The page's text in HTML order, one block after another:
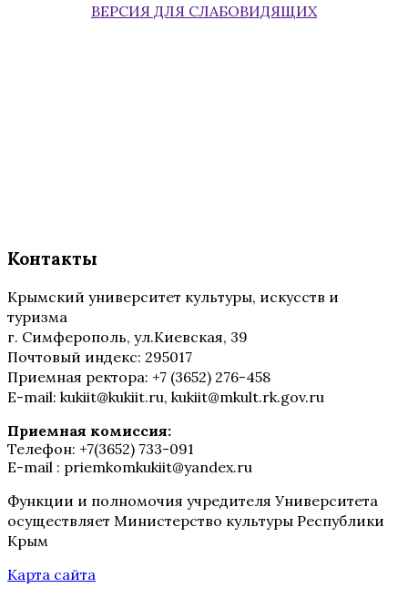
ВЕРСИЯ ДЛЯ СЛАБОВИДЯЩИХ
Контакты
Крымский университет культуры, искусств и
туризма
г. Симферополь, ул.Киевская, 39
Почтовый индекс: 295017
Приемная ректора: +7 (3652) 276-458
E-mail: kukiit@kukiit.ru, kukiit@mkult.rk.gov.ru
Приемная комиссия:
Телефон: +7(3652) 733-091
E-mail : priemkomkukiit@yandex.ru
Функции и полномочия учредителя Университета
осуществляет Министерство культуры Республики
Крым
Карта сайта